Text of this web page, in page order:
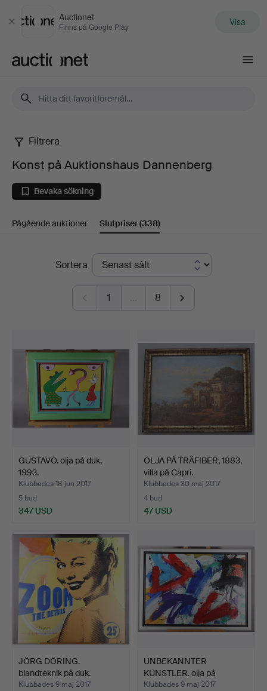
Stäng
Auctionet
Finns på Google Play Visa
Konst
på
Auktionshaus
Dannenberg
Filtrera
Konst på Auktionshaus Dannenberg
Bevaka sökning
Pågående auktioner Slutpriser(338)
SlutpriserSortera
1 … 8
GUSTAVO. olja på duk,
1993.
Klubbades 18 jun 2017
5 bud
347 USD
OLJA PÅ TRÄFIBER, 1883,
villa på Capri.
Klubbades 30 maj 2017
4 bud
47 USD
JÖRG DÖRING.
blandteknik på duk.
Klubbades 9 maj 2017
UNBEKANNTER
KÜNSTLER. olja på
spånskivor.
Klubbades 9 maj 2017